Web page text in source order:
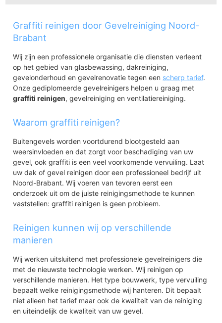
Milheeze
Graffiti reinigen door Gevelreiniging Noord-
Brabant
Wij zijn een professionele organisatie die diensten verleent
op het gebied van glasbewassing, dakreiniging,
gevelonderhoud en gevelrenovatie tegen een scherp tarief.
Onze gediplomeerde gevelreinigers helpen u graag met
graffiti reinigen, gevelreiniging en ventilatiereiniging.
Waarom graffiti reinigen?
Buitengevels worden voortdurend blootgesteld aan
weersinvloeden en dat zorgt voor beschadiging van uw
gevel, ook graffiti is een veel voorkomende vervuiling. Laat
uw dak of gevel reinigen door een professioneel bedrijf uit
Noord-Brabant. Wij voeren van tevoren eerst een
onderzoek uit om de juiste reinigingsmethode te kunnen
vaststellen: graffiti reinigen is geen probleem.
Reinigen kunnen wij op verschillende
manieren
Wij werken uitsluitend met professionele gevelreinigers die
met de nieuwste technologie werken. Wij reinigen op
verschillende manieren. Het type bouwwerk, type vervuiling
bepaalt welke reinigingsmethode wij hanteren. Dit bepaalt
niet alleen het tarief maar ook de kwaliteit van de reiniging
en uiteindelijk de kwaliteit van uw gevel.